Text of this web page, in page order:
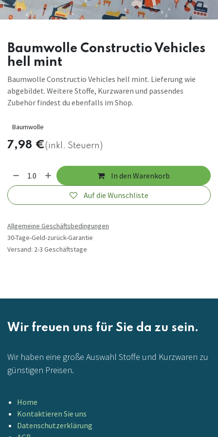
Baumwolle Constructio Vehicles
hell mint
Baumwolle Constructio Vehicles hell mint. Lieferung wie
abgebildet. Weitere Stoffe, Kurzwaren und passendes
Zubehör findest du ebenfalls im Shop.
Baumwolle
7,98 €(inkl. Steuern)
In den Warenkorb
Auf die Wunschliste
Allgemeine Geschäftsbedingungen
30-Tage-Geld-zurück-Garantie
Versand: 2-3 Geschäftstage
Wir freuen uns für Sie da zu sein.
Wir haben eine große Auswahl Stoffe und Kurzwaren zu
günstigen Preisen.
Home
Kontaktieren Sie uns
Datenschutzerklärung